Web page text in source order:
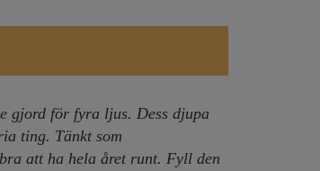
gjord för fyra ljus. Dess djupa
ting. Tänkt som
att ha hela året runt. Fyll den